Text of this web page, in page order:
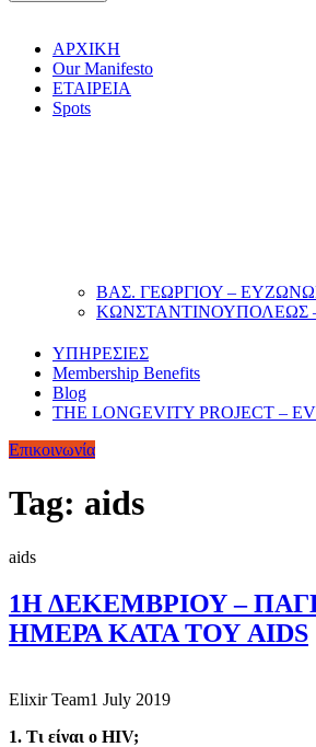
ΑΡΧΙΚΗ
Our Manifesto
ΕΤΑΙΡΕΙΑ
Spots
ΒΑΣ. ΓΕΩΡΓΙΟΥ –
ΚΩΝΣΤΑΝΤΙΝΟΥΠΟΛΕΩΣ
ΥΠΗΡΕΣΙΕΣ
Membership Benefits
Blog
THE LONGEVITY PROJECT –
Επικοινωνία
Tag: aids
aids
1Η ΔΕΚΕΜΒΡΙΟΥ –
ΗΜΕΡΑ ΚΑΤΑ ΤΟΥ AIDS
Elixir Team1 July 2019
1. Τι είναι ο HIV;